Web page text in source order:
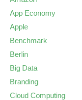
App Economy
Apple
Benchmark
Berlin
Big Data
Branding
Cloud Computing